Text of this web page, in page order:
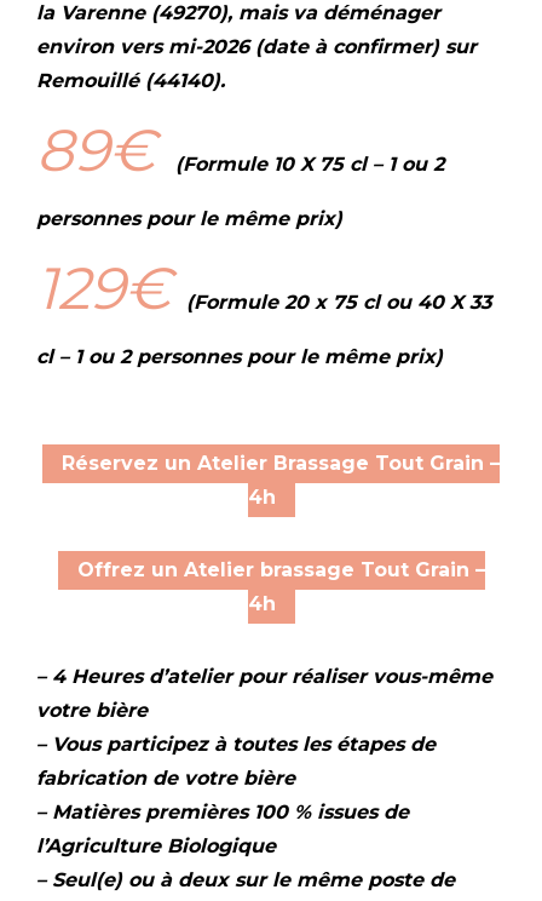
la Varenne (49270), mais va déménager
environ vers mi-2026 (date à confirmer) sur
Remouillé (44140).
89€ (Formule 10 X 75 cl – 1 ou 2
personnes pour le même prix)
129€ (Formule 20 x 75 cl ou 40 X 33
cl – 1 ou 2 personnes pour le même prix)
Réservez un Atelier Brassage Tout Grain –
4h
Offrez un Atelier brassage Tout Grain –
4h
– 4 Heures d’atelier pour réaliser vous-même
votre bière
– Vous participez à toutes les étapes de
fabrication de votre bière
– Matières premières 100 % issues de
l’Agriculture Biologique
–Seul(e) ou à deux sur le même poste de